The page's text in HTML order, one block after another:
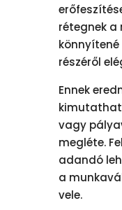
rétegnek a
részéről
Ennek
vagy
megléte.
adandó
a
vele.